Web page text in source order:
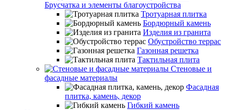
Брусчатка и элементы благоустройства
Тротуарная плитка
Бордюрный камень
Изделия из гранита
Обустройство террас
Газонная решетка
Тактильная плита
Стеновые и
фасадные материалы
Фасадная
плитка, камень, декор
Гибкий камень